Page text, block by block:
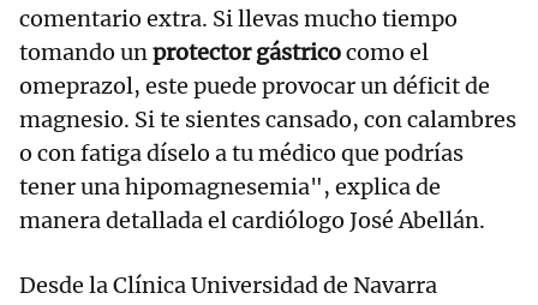
comentario extra. Si llevas mucho tiempo
tomando unprotector gástricocomo el
omeprazol, este puede provocar un déficit de
magnesio. Si te sientes cansado, con calambres
o con fatiga díselo a tu médico que podrías
tener una hipomagnesemia", explica de
manera detallada el cardiólogo José Abellán.
Desde la Clínica Universidad de Navarra